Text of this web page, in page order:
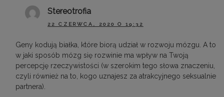
Stereotrofia
22 CZERWCA, 2020 O 19:32
Geny kodują białka, które biorą udział w rozwoju mózgu. A to
w jaki sposób mózg się rozwinie ma wpływ na Twoją
percepcję rzeczywistości (w szerokim tego słowa znaczeniu,
czyli również na to, kogo uznajesz za atrakcyjnego seksualnie
partnera).